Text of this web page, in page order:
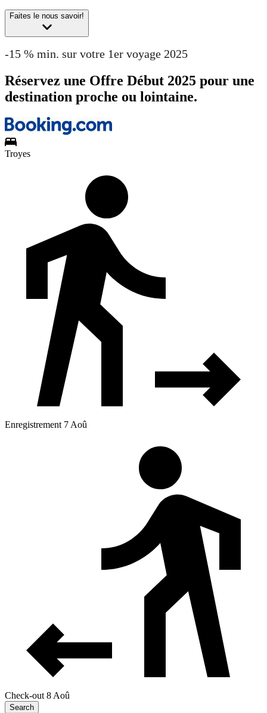
Faites le nous savoir!
-15 % min. sur votre 1er voyage 2025
Réservez une Offre Début 2025 pour une
destination proche ou lointaine.
Troyes
Enregistrement 7 Aoû
Check-out 8 Aoû
Search